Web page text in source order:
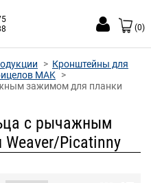
(0)
Кронштейны для
MAK
зажимом для планки
с рычажным
Picatinny